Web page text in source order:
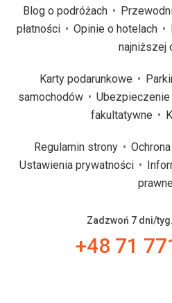
Blog o podróżach
płatności
Opinie o hotelach
najniższej
Karty podarunkowe
samochodów
fakultatywne
Regulamin strony
Ustawienia prywatności
prawne
Zadzwoń 7 dni/
+48 71